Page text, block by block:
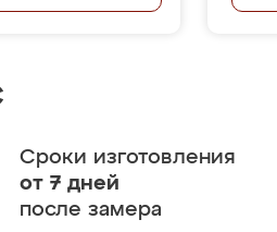
Сроки изготовления
от 7 дней
после замера